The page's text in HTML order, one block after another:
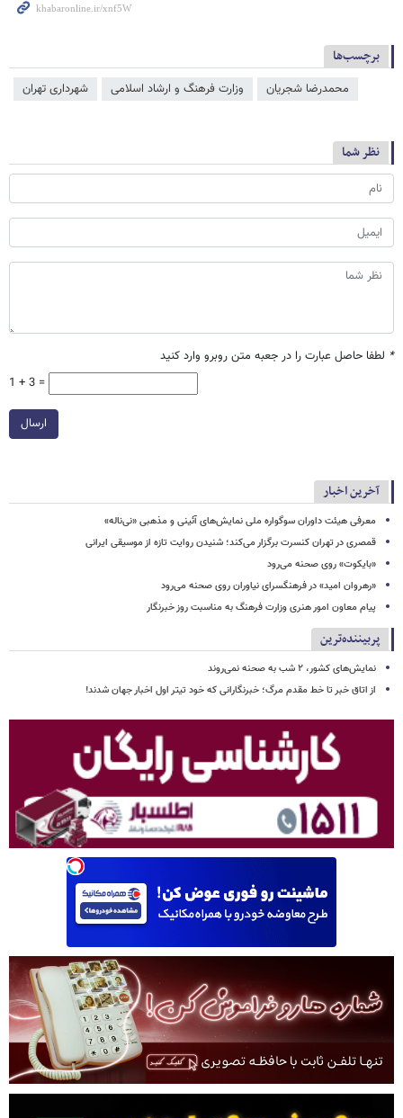
برچسب‌ها
محمدرضا شجریان وزارت فرهنگ و ارشاد اسلامی شهرداری تهران
نظر شما
* لطفا حاصل عبارت را در جعبه متن روبرو وارد کنید
1 + 3 =
ارسال
آخرین اخبار
معرفی هیئت داوران سوگواره ملی نمایش‌های آئینی و مذهبی «نی‌ناله»
قمصری در تهران کنسرت برگزار می‌کند؛ شنیدن روایت تازه از موسیقی ایرانی
«بایکوت» روی صحنه می‌رود
«رهروان امید» در فرهنگسرای نیاوران روی صحنه می‌رود
پیام معاون امور هنری وزارت فرهنگ به مناسبت روز خبرنگار
پربیننده‌ترین
نمایش‌های کشور، ٢ شب به صحنه نمی‌روند
از اتاق خبر تا خط مقدم مرگ؛ خبرنگارانی که خود تیتر اول اخبار جهان شدند!